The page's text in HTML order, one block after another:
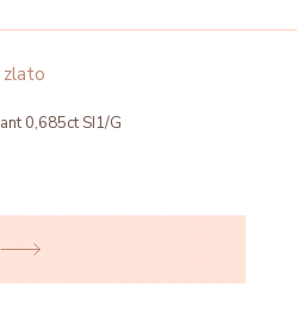
zlato
0,685ct SI1/G